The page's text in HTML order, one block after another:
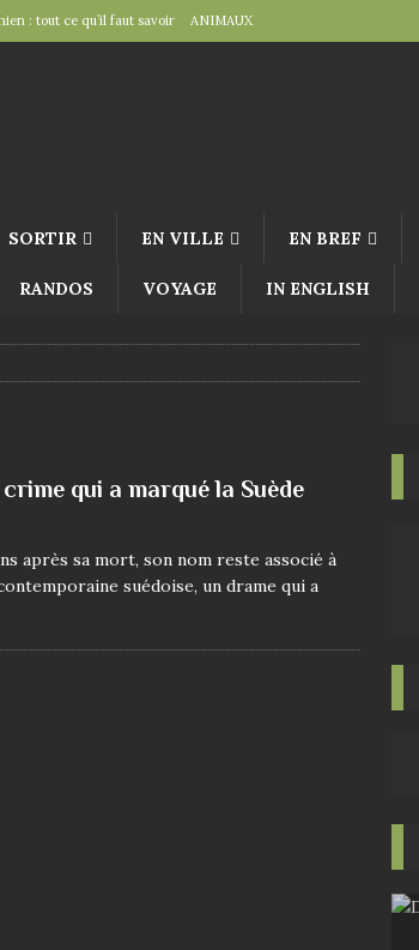
: tout ce qu’il faut savoir ANIMAUX
excellence
dîner ce soir ! »
SORTIR EN VILLE EN BREF
RANDOS VOYAGE IN ENGLISH
qui a marqué la Suède
après sa mort, son nom reste associé à
suédoise, un drame qui a